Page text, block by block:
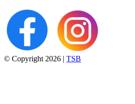
© Copyright 2026 | TSB